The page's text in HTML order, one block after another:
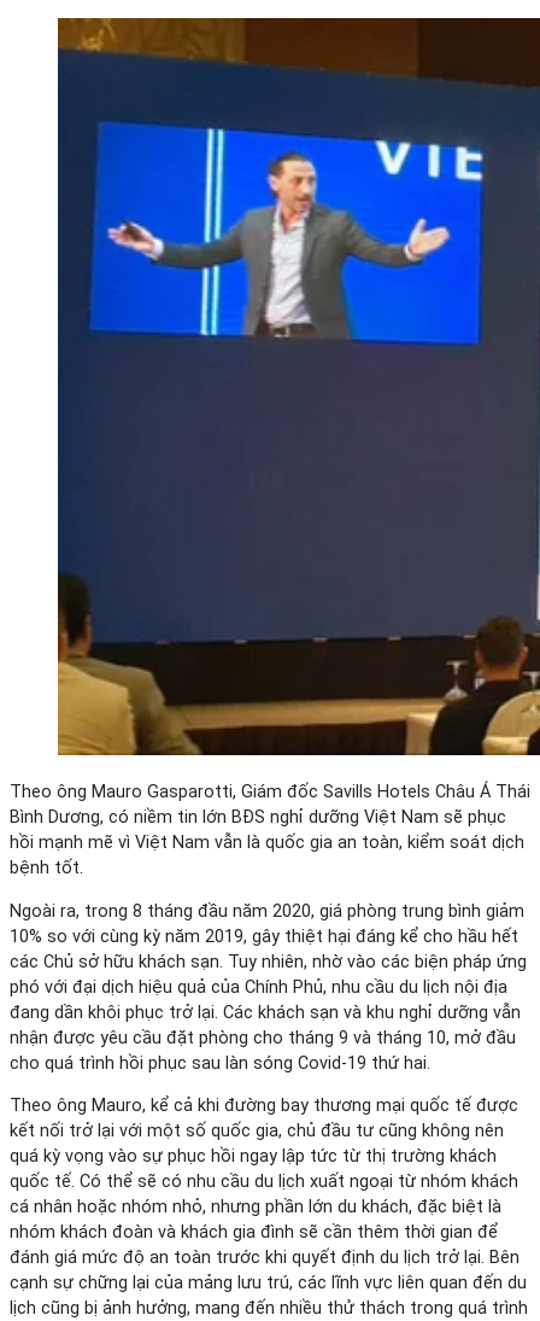
Theo ông Mauro Gasparotti, Giám đốc Savills Hotels Châu Á Thái
Bình Dương, có niềm tin lớn BĐS nghỉ dưỡng Việt Nam sẽ phục
hồi mạnh mẽ vì Việt Nam vẫn là quốc gia an toàn, kiểm soát dịch
bệnh tốt.
Ngoài ra, trong 8 tháng đầu năm 2020, giá phòng trung bình giảm
10% so với cùng kỳ năm 2019, gây thiệt hại đáng kể cho hầu hết
các Chủ sở hữu khách sạn. Tuy nhiên, nhờ vào các biện pháp ứng
phó với đại dịch hiệu quả của Chính Phủ, nhu cầu du lịch nội địa
đang dần khôi phục trở lại. Các khách sạn và khu nghỉ dưỡng vẫn
nhận được yêu cầu đặt phòng cho tháng 9 và tháng 10, mở đầu
cho quá trình hồi phục sau làn sóng Covid-19 thứ hai.
Theo ông Mauro, kể cả khi đường bay thương mại quốc tế được
kết nối trở lại với một số quốc gia, chủ đầu tư cũng không nên
quá kỳ vọng vào sự phục hồi ngay lập tức từ thị trường khách
quốc tế. Có thể sẽ có nhu cầu du lịch xuất ngoại từ nhóm khách
cá nhân hoặc nhóm nhỏ, nhưng phần lớn du khách, đặc biệt là
nhóm khách đoàn và khách gia đình sẽ cần thêm thời gian để
đánh giá mức độ an toàn trước khi quyết định du lịch trở lại. Bên
cạnh sự chững lại của mảng lưu trú, các lĩnh vực liên quan đến du
lịch cũng bị ảnh hưởng, mang đến nhiều thử thách trong quá trình